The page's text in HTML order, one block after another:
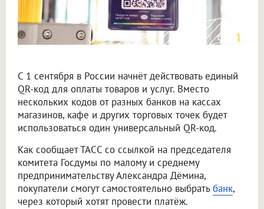
С 1 сентября в России начнёт действовать единый
QR-код для оплаты товаров и услуг. Вместо
нескольких кодов от разных банков на кассах
магазинов, кафе и других торговых точек будет
использоваться один универсальный QR-код.
Как сообщает ТАСС со ссылкой на председателя
комитета Госдумы по малому и среднему
предпринимательству Александра Дёмина,
покупатели смогут самостоятельно выбратьбанк,
через который хотят провести платёж.